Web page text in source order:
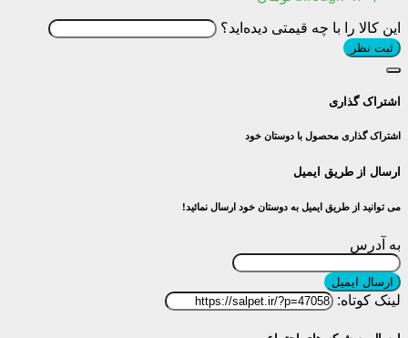
این کالا را با چه قیمتی دیده‌اید؟
ثبت نظر
اشتراک گذاری
اشتراک گذاری محصول با دوستان خود
ارسال از طریق ایمیل
می توانید از طریق ایمیل به دوستان خود ارسال نمائید!
به آدرس
ارسال ایمیل
لینک کوتاه: